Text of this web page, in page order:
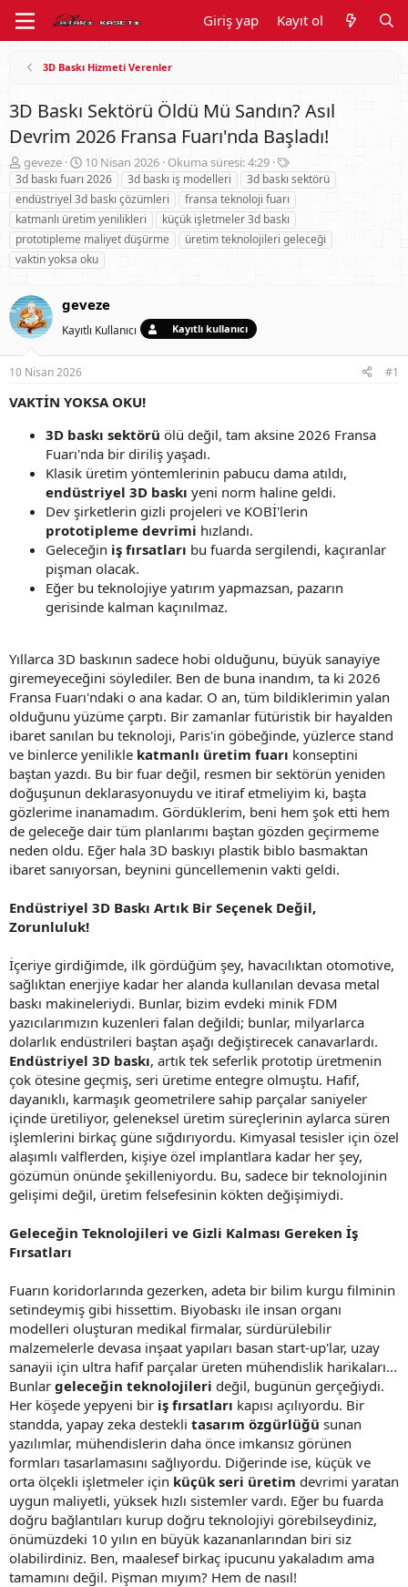
Giriş yap Kayıt ol
3D Baskı Hizmeti Verenler
3D Baskı Sektörü Öldü Mü Sandın? Asıl
Devrim 2026 Fransa Fuarı'nda Başladı!
K
o
n
u
y
u
B
a
ş
l
a
t
n
geveze
B
a
ş
l
a
n
g
t
a
i
10 Nisan 2026 Okuma süresi: 4:29
E
t
i
k
e
t
3d baskı fuarı 2026 3d baskı iş modelleri
3d baskı sektörü
endüstriyel 3d baskı çözümleri
fransa teknoloji fuarı
katmanlı üretim yenilikleri
küçük işletmeler 3d baskı
prototipleme maliyet düşürme
üretim teknolojileri geleceği
vaktin yoksa oku
geveze
Kayıtlı Kullanıcı Kayıtlı kullanıcı
10 Nisan 2026 #1
VAKTİN YOKSA OKU!
3D baskı sektörü ölü değil, tam aksine 2026 Fransa
Fuarı'nda bir diriliş yaşadı.
Klasik üretim yöntemlerinin pabucu dama atıldı,
endüstriyel 3D baskı yeni norm haline geldi.
Dev şirketlerin gizli projeleri ve KOBİ'lerin
prototipleme devrimi hızlandı.
Geleceğin iş fırsatları bu fuarda sergilendi, kaçıranlar
pişman olacak.
Eğer bu teknolojiye yatırım yapmazsan, pazarın
gerisinde kalman kaçınılmaz.
Yıllarca 3D baskının sadece hobi olduğunu, büyük sanayiye
giremeyeceğini söylediler. Ben de buna inandım, ta ki 2026
Fransa Fuarı'ndaki o ana kadar. O an, tüm bildiklerimin yalan
olduğunu yüzüme çarptı. Bir zamanlar fütüristik bir hayalden
ibaret sanılan bu teknoloji, Paris'in göbeğinde, yüzlerce stand
ve binlerce yenilikle katmanlı üretim fuarı konseptini
baştan yazdı. Bu bir fuar değil, resmen bir sektörün yeniden
doğuşunun deklarasyonuydu ve itiraf etmeliyim ki, başta
gözlerime inanamadım. Gördüklerim, beni hem şok etti hem
de geleceğe dair tüm planlarımı baştan gözden geçirmeme
neden oldu. Eğer hala 3D baskıyı plastik biblo basmaktan
ibaret sanıyorsan, beynini güncellemenin vakti geldi.
Endüstriyel 3D Baskı Artık Bir Seçenek Değil,
Zorunluluk!
İçeriye girdiğimde, ilk gördüğüm şey, havacılıktan otomotive,
sağlıktan enerjiye kadar her alanda kullanılan devasa metal
baskı makineleriydi. Bunlar, bizim evdeki minik FDM
yazıcılarımızın kuzenleri falan değildi; bunlar, milyarlarca
dolarlık endüstrileri baştan aşağı değiştirecek canavarlardı.
Endüstriyel 3D baskı, artık tek seferlik prototip üretmenin
çok ötesine geçmiş, seri üretime entegre olmuştu. Hafif,
dayanıklı, karmaşık geometrilere sahip parçalar saniyeler
içinde üretiliyor, geleneksel üretim süreçlerinin aylarca süren
işlemlerini birkaç güne sığdırıyordu. Kimyasal tesisler için özel
alaşımlı valflerden, kişiye özel implantlara kadar her şey,
gözümün önünde şekilleniyordu. Bu, sadece bir teknolojinin
gelişimi değil, üretim felsefesinin kökten değişimiydi.
Geleceğin Teknolojileri ve Gizli Kalması Gereken İş
Fırsatları
Fuarın koridorlarında gezerken, adeta bir bilim kurgu filminin
setindeymiş gibi hissettim. Biyobaskı ile insan organı
modelleri oluşturan medikal firmalar, sürdürülebilir
malzemelerle devasa inşaat yapıları basan start-up'lar, uzay
sanayii için ultra hafif parçalar üreten mühendislik harikaları...
Bunlar geleceğin teknolojileri değil, bugünün gerçeğiydi.
Her köşede yepyeni bir iş fırsatları kapısı açılıyordu. Bir
standda, yapay zeka destekli tasarım özgürlüğü sunan
yazılımlar, mühendislerin daha önce imkansız görünen
formları tasarlamasını sağlıyordu. Diğerinde ise, küçük ve
orta ölçekli işletmeler için küçük seri üretim devrimi yaratan
uygun maliyetli, yüksek hızlı sistemler vardı. Eğer bu fuarda
doğru bağlantıları kurup doğru teknolojiyi görebilseydiniz,
önümüzdeki 10 yılın en büyük kazananlarından biri siz
olabilirdiniz. Ben, maalesef birkaç ipucunu yakaladım ama
tamamını değil. Pişman mıyım? Hem de nasıl!